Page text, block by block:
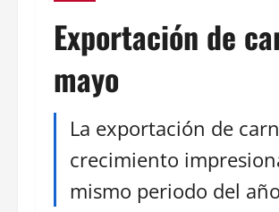
Exportación de
mayo
La exportación de
crecimiento
mismo periodo del